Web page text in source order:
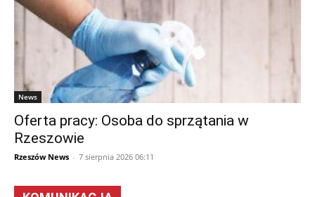
News
Oferta pracy: Osoba do sprzątania w
Rzeszowie
Rzeszów News - 7 sierpnia 2026 06:11